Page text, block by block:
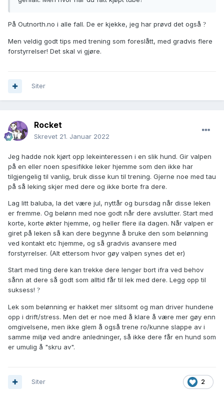
På Outnorth.no i alle fall. De er kjekke, jeg har prøvd det også ?
Men veldig godt tips med trening som foreslått, med gradvis flere
forstyrrelser! Det skal vi gjøre.
Siter
Rocket
Skrevet 21. Januar 2022
Jeg hadde nok kjørt opp lekeinteressen i en slik hund. Gir valpen
på en eller noen spesifikke leker hjemme som den ikke har
tilgjengelig til vanlig, bruk disse kun til trening. Gjerne noe med tau
på så leking skjer med dere og ikke borte fra dere.
Lag litt baluba, la det være jul, nyttår og bursdag når disse leken
er fremme. Og belønn med noe godt når dere avslutter. Start med
korte, korte økter hjemme, og heller flere ila dagen. Når valpen er
giret på leken så kan dere begynne å bruke den som belønning
ved kontakt etc hjemme, og så gradvis avansere med
forstyrrelser. (Alt ettersom hvor gøy valpen synes det er)
Start med ting dere kan trekke dere lenger bort ifra ved behov
sånn at dere så godt som alltid får til lek med dere. Legg opp til
suksess! ?
Lek som belønning er hakket mer slitsomt og man driver hundene
opp i drift/stress. Men det er noe med å klare å være mer gøy enn
omgivelsene, men ikke glem å også trene ro/kunne slappe av i
samme miljø ved andre anledninger, så ikke dere får en hund som
er umulig å "skru av".
2
Siter